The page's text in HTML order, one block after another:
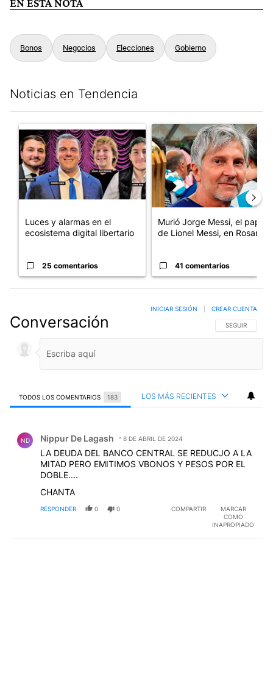
EN ESTA NOTA
Bonos Negocios Elecciones Gobierno
Noticias en Tendencia
Un artículo de tendencia con el título "Luces y alarmas en el
Luces y alarmas en el
ecosistema digital libertario
25 comentarios
Un artículo de tendencia con
Murió Jorge Messi, el papá
de Lionel Messi, en Rosario
41 comentarios
Conversación SIGA ESTA
SEGUIR
INICIAR SESIÓN CREAR CUENTA
TODOS LOS COMENTARIOS 183 LOS MÁS RECIENTES
ND Nippur De Lagash 8 DE ABRIL DE 2024
LA DEUDA DEL BANCO CENTRAL SE REDUCJO A LA
MITAD PERO EMITIMOS VBONOS Y PESOS POR EL
DOBLE....
CHANTA
RESPONDER 0 0 COMPARTIR
MARCAR
COMO
INAPROPIADO